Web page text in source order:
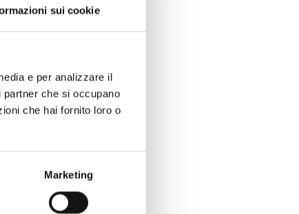
sui cookie
e per analizzare il
che si occupano
che hai fornito loro o
Marketing